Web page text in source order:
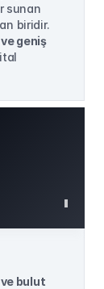
sunan
geniş
bulut